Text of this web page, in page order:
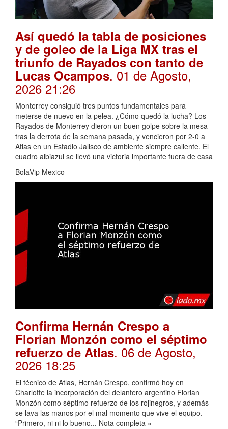
Así quedó la tabla de posiciones
y de goleo de la Liga MX tras el
triunfo de Rayados con tanto de
Lucas Ocampos. 01 de Agosto,
2026 21:26
Monterrey consiguió tres puntos fundamentales para
meterse de nuevo en la pelea. ¿Cómo quedó la lucha? Los
Rayados de Monterrey dieron un buen golpe sobre la mesa
tras la derrota de la semana pasada, y vencieron por 2-0 a
Atlas en un Estadio Jalisco de ambiente siempre caliente. El
cuadro albiazul se llevó una victoria importante fuera de casa
BolaVip Mexico
Confirma Hernán Crespo a
Florian Monzón como el séptimo
refuerzo de Atlas. 06 de Agosto,
2026 18:25
El técnico de Atlas, Hernán Crespo, confirmó hoy en
Charlotte la incorporación del delantero argentino Florian
Monzón como séptimo refuerzo de los rojinegros, y además
se lava las manos por el mal momento que vive el equipo.
“Primero, ni ni lo bueno... Nota completa »